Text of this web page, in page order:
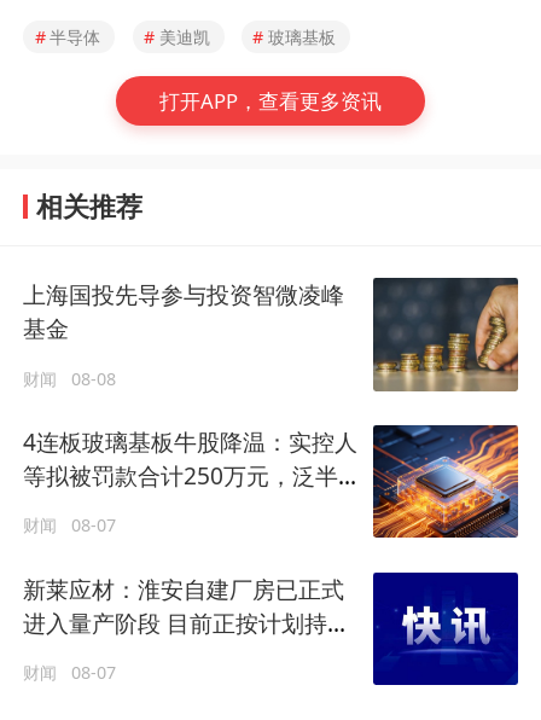
#半导体 # 美迪凯 # 玻璃基板
打开APP，查看更多资讯
相关推荐
上海国投先导参与投资智微凌峰
基金
财闻 08-08
4连板玻璃基板牛股降温：实控人
等拟被罚款合计250万元，泛半
财闻 08-07
新莱应材：淮安自建厂房已正式
进入量产阶段 目前正按计划持续
财闻 08-07